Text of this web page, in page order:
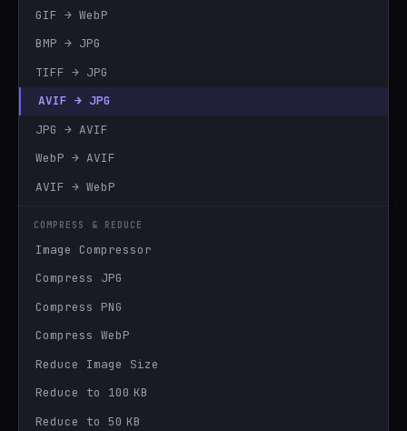
GIF → WebP
BMP → JPG
TIFF → JPG
AVIF → JPG
JPG → AVIF
WebP → AVIF
AVIF → WebP
COMPRESS & REDUCE
Image Compressor
Compress JPG
Compress PNG
Compress WebP
Reduce Image Size
Reduce to 100 KB
Reduce to 50 KB